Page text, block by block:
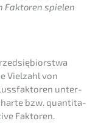
Fakto­ren spielen
Vielzahl von
unter­
harte bzw. quanti­ta­
Faktoren.